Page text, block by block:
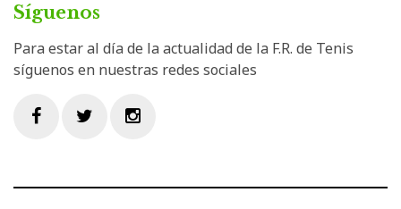
Síguenos
Para estar al día de la actualidad de la F.R. de Tenis
síguenos en nuestras redes sociales